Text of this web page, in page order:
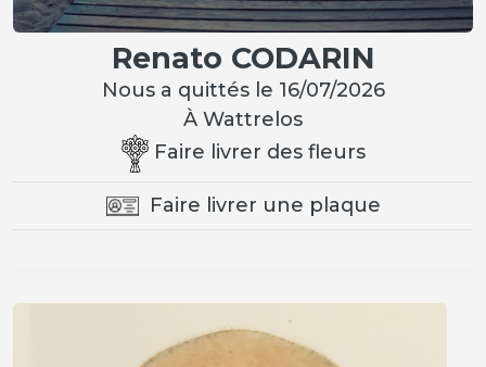
Renato CODARIN
Nous a quittés le 16/07/2026
À Wattrelos
Faire livrer des fleurs
Faire livrer une plaque